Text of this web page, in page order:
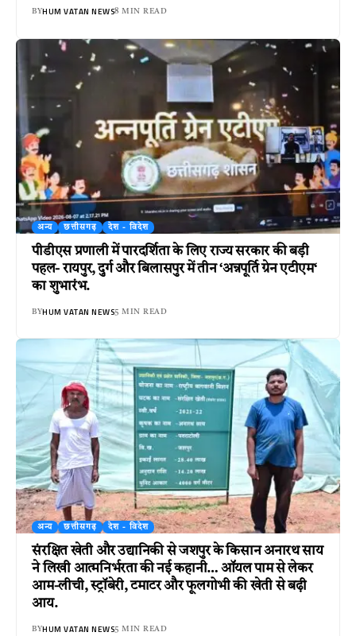
BYHUM VATAN NEWS8 MIN READ
अन्य छत्तीसगढ़ देश - विदेश
पीडीएस प्रणाली में पारदर्शिता के लिए राज्य सरकार की बड़ी
पहल- रायपुर, दुर्ग और बिलासपुर में तीन ‘अन्नपूर्ति ग्रेन एटीएम‘
का शुभारंभ.
BYHUM VATAN NEWS5 MIN READ
अन्य छत्तीसगढ़ देश - विदेश
संरक्षित खेती और उद्यानिकी से जशपुर के किसान अनारथ साय
ने लिखी आत्मनिर्भरता की नई कहानी… ऑयल पाम से लेकर
आम-लीची, स्ट्रॉबेरी, टमाटर और फूलगोभी की खेती से बढ़ी
आय.
BYHUM VATAN NEWS5 MIN READ